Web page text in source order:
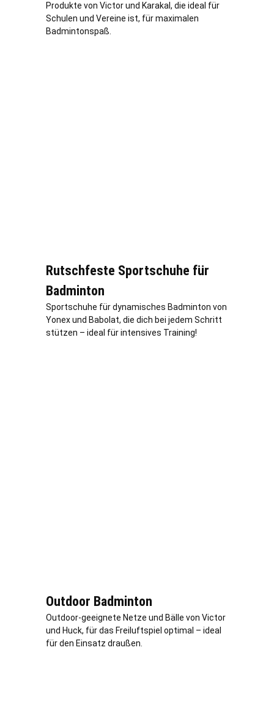
Produkte von Victor und Karakal, die ideal für
Schulen und Vereine ist, für maximalen
Badmintonspaß.
Rutschfeste Sportschuhe für
Badminton
Sportschuhe für dynamisches Badminton von
Yonex und Babolat, die dich bei jedem Schritt
stützen – ideal für intensives Training!
Outdoor Badminton
Outdoor-geeignete Netze und Bälle von Victor
und Huck, für das Freiluftspiel optimal – ideal
für den Einsatz draußen.